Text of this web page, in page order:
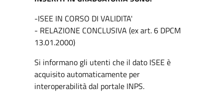
-ISEE IN CORSO DI VALIDITA'
- RELAZIONE CONCLUSIVA (ex art. 6 DPCM
13.01.2000)
Si informano gli utenti che il dato ISEE è
acquisito automaticamente per
interoperabilità dal portale INPS.